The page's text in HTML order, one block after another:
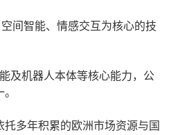
间智能、情感交互为核心的技
机器人本体等核心能力，公
多年积累的欧洲市场资源与国